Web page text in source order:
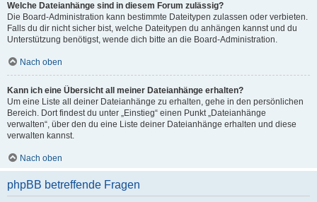
Welche Dateianhänge sind in diesem Forum zulässig?
Die Board-Administration kann bestimmte Dateitypen zulassen oder verbieten.
Falls du dir nicht sicher bist, welche Dateitypen du anhängen kannst und du
Unterstützung benötigst, wende dich bitte an die Board-Administration.
Nach oben
Kann ich eine Übersicht all meiner Dateianhänge erhalten?
Um eine Liste all deiner Dateianhänge zu erhalten, gehe in den persönlichen
Bereich. Dort findest du unter „Einstieg“ einen Punkt „Dateianhänge
verwalten“, über den du eine Liste deiner Dateianhänge erhalten und diese
verwalten kannst.
Nach oben
phpBB betreffende Fragen